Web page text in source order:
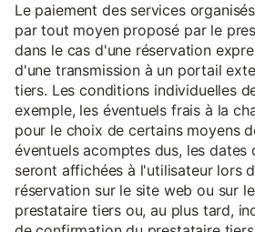
Le paiement des services
par tout moyen proposé par le
dans le cas d'une réservation
d'une transmission à un portail
tiers. Les conditions individuelles
exemple, les éventuels frais à la
pour le choix de certains moyens
éventuels acomptes dus, les dates
seront affichées à l'utilisateur lors
réservation sur le site web ou sur
prestataire tiers ou, au plus tard,